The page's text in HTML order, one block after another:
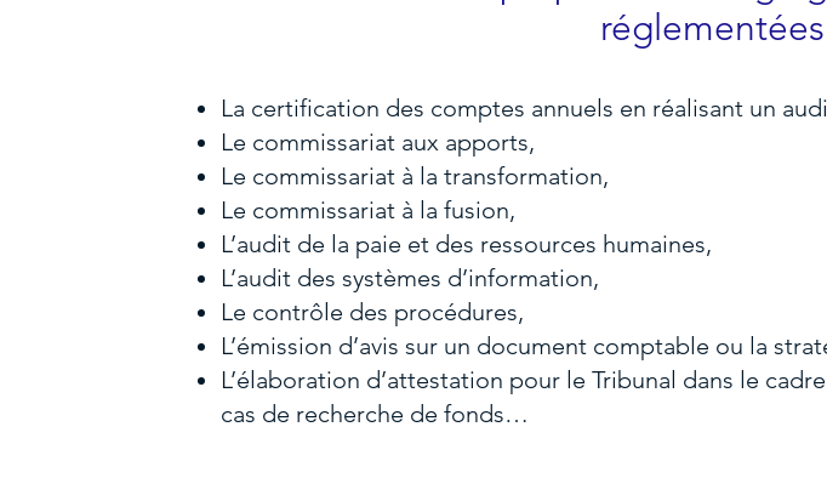
La certification des comptes annuels en réalisant un
Le commissariat aux apports,
Le commissariat à la transformation,
Le commissariat à la fusion,
L’audit de la paie et des ressources humaines,
L’audit des systèmes d’information,
Le contrôle des procédures,
L’émission d’avis sur un document comptable ou la
L’élaboration d’attestation pour le Tribunal dans le
cas de recherche de fonds…